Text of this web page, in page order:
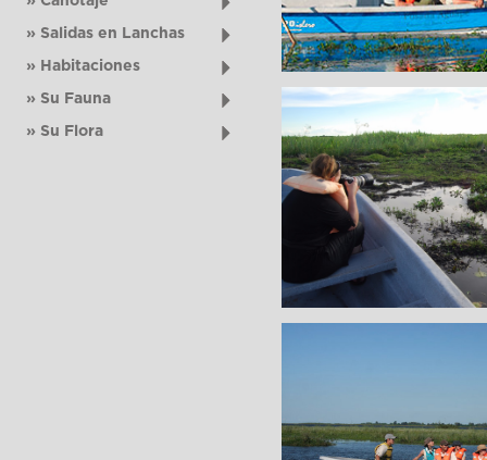
» Salidas en Lanchas
» Habitaciones
» Su Fauna
» Su Flora